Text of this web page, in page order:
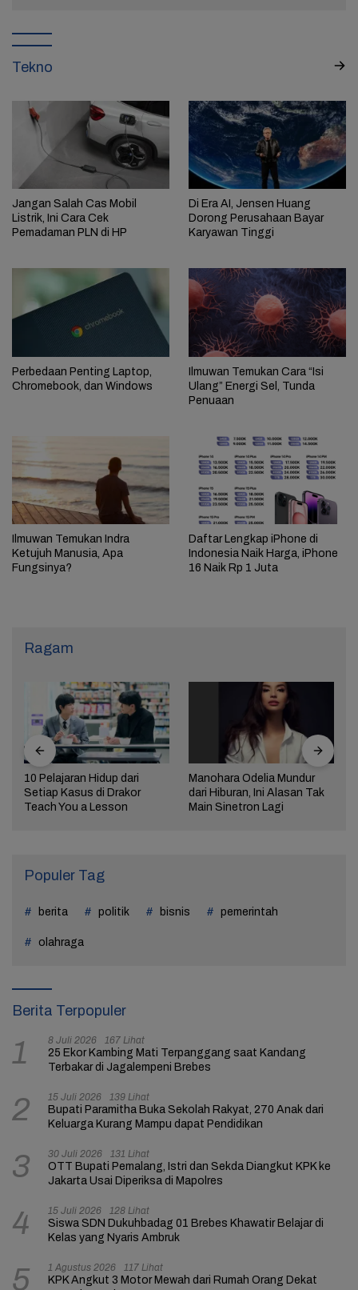
Tekno
Jangan Salah Cas Mobil
Listrik, Ini Cara Cek
Pemadaman PLN di HP
Di Era AI, Jensen Huang
Dorong Perusahaan Bayar
Karyawan Tinggi
Perbedaan Penting Laptop,
Chromebook, dan Windows
Ilmuwan Temukan Cara “Isi
Ulang” Energi Sel, Tunda
Penuaan
Ilmuwan Temukan Indra
Ketujuh Manusia, Apa
Fungsinya?
Daftar Lengkap iPhone di
Indonesia Naik Harga, iPhone
16 Naik Rp 1 Juta
Ragam
10 Pelajaran Hidup dari
Setiap Kasus di Drakor
Teach You a Lesson
Manohara Odelia Mundur
dari Hiburan, Ini Alasan Tak
Main Sinetron Lagi
Populer Tag
berita politik bisnis pemerintah
olahraga
Berita Terpopuler
1 8 Juli 2026 167 Lihat
25 Ekor Kambing Mati Terpanggang saat Kandang
Terbakar di Jagalempeni Brebes
2 15 Juli 2026 139 Lihat
Bupati Paramitha Buka Sekolah Rakyat, 270 Anak dari
Keluarga Kurang Mampu dapat Pendidikan
3 30 Juli 2026 131 Lihat
OTT Bupati Pemalang, Istri dan Sekda Diangkut KPK ke
Jakarta Usai Diperiksa di Mapolres
4 15 Juli 2026 128 Lihat
Siswa SDN Dukuhbadag 01 Brebes Khawatir Belajar di
Kelas yang Nyaris Ambruk
5 1 Agustus 2026 117 Lihat
KPK Angkut 3 Motor Mewah dari Rumah Orang Dekat